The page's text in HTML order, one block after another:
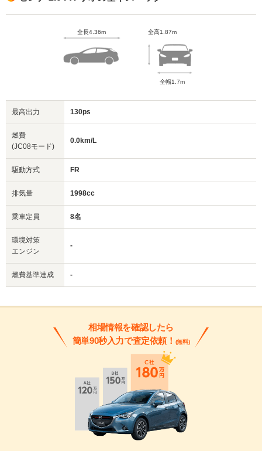
全長4.36m 全高1.87m
全幅1.7m
最高出力 130ps
燃費
(JC08モード)
0.0km/L
駆動方式 FR
排気量 1998cc
乗車定員 8名
環境対策
エンジン
-
燃費基準達成 -
相場情報を確認したら
簡単90秒入力で査定依頼！ (無料)